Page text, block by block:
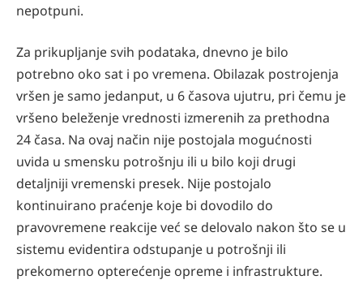
nepotpuni.
Za prikupljanje svih podataka, dnevno je bilo
potrebno oko sat i po vremena. Obilazak postrojenja
vršen je samo jedanput, u 6 časova ujutru, pri čemu je
vršeno beleženje vrednosti izmerenih za prethodna
24 časa. Na ovaj način nije postojala mogućnosti
uvida u smensku potrošnju ili u bilo koji drugi
detaljniji vremenski presek. Nije postojalo
kontinuirano praćenje koje bi dovodilo do
pravovremene reakcije već se delovalo nakon što se u
sistemu evidentira odstupanje u potrošnji ili
prekomerno opterećenje opreme i infrastrukture.